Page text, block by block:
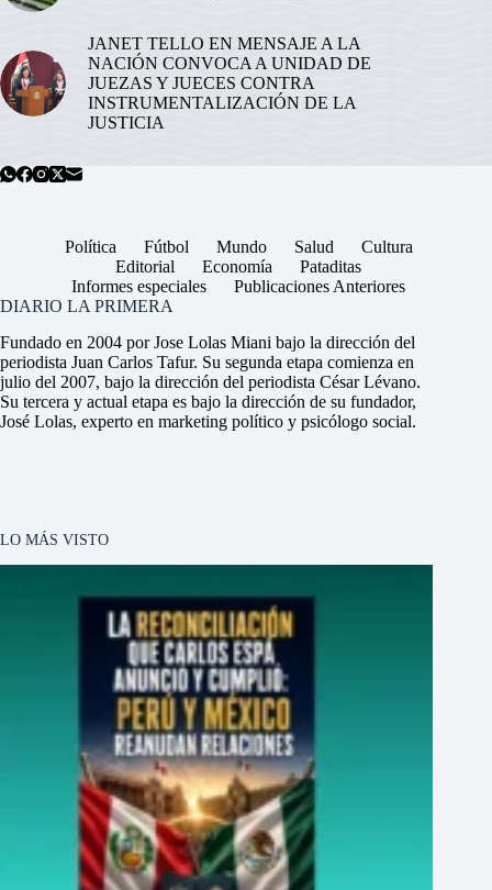
JANET TELLO EN MENSAJE A LA
NACIÓN CONVOCA A UNIDAD DE
JUEZAS Y JUECES CONTRA
INSTRUMENTALIZACIÓN DE LA
JUSTICIA
Política Fútbol Mundo Salud
Cultura
Editorial
Economía
Pataditas
Informes especiales
Publicaciones Anteriores
DIARIO LA PRIMERA
Fundado en 2004 por Jose Lolas Miani bajo la dirección del
periodista Juan Carlos Tafur. Su segunda etapa comienza en
julio del 2007, bajo la dirección del periodista César Lévano.
Su tercera y actual etapa es bajo la dirección de su fundador,
José Lolas, experto en marketing político y psicólogo social.
LO MÁS VISTO